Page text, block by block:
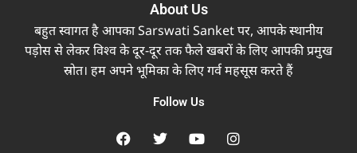
About Us
बहुत स्वागत है आपका Sarswati Sanket पर, आपके स्थानीय
पड़ोस से लेकर विश्व के दूर-दूर तक फैले खबरों के लिए आपकी प्रमुख
स्रोत। हम अपने भूमिका के लिए गर्व महसूस करते हैं
Follow Us